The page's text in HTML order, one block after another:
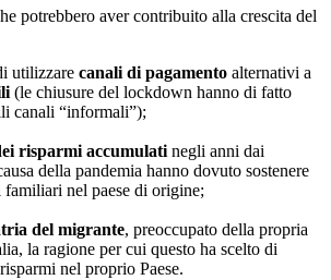
potrebbero aver contribuito alla crescita del
utilizzare canali di pagamento alternativi a
(le chiusure del lockdown hanno di fatto
canali “informali”);
risparmi accumulati negli anni dai
della pandemia hanno dovuto sostenere
familiari nel paese di origine;
del migrante, preoccupato della propria
la ragione per cui questo ha scelto di
nel proprio Paese.